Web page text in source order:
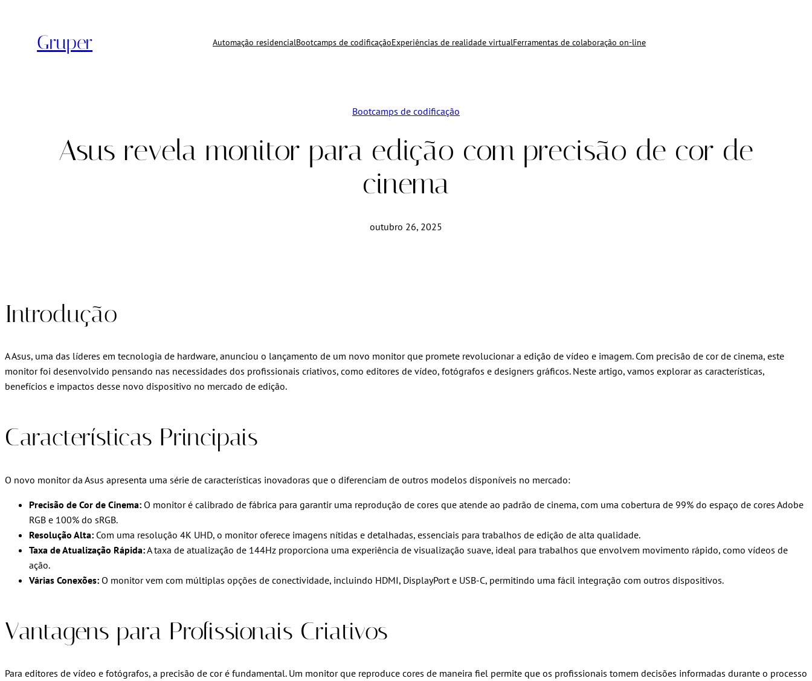
Gruper Automação residencialBootcamps de codificaçãoExperiências de realidade virtualFerramentas de colaboração on-line
Bootcamps de codificação
Asus revela monitor para edição com precisão de cor de
cinema
outubro 26, 2025
Introdução
A Asus, uma das líderes em tecnologia de hardware, anunciou o lançamento de um novo monitor que promete revolucionar a edição de vídeo e imagem. Com precisão de cor de cinema, este
monitor foi desenvolvido pensando nas necessidades dos profissionais criativos, como editores de vídeo, fotógrafos e designers gráficos. Neste artigo, vamos explorar as características,
benefícios e impactos desse novo dispositivo no mercado de edição.
Características Principais
O novo monitor da Asus apresenta uma série de características inovadoras que o diferenciam de outros modelos disponíveis no mercado:
Precisão de Cor de Cinema: O monitor é calibrado de fábrica para garantir uma reprodução de cores que atende ao padrão de cinema, com uma cobertura de 99% do espaço de cores Adobe
RGB e 100% do sRGB.
Resolução Alta: Com uma resolução 4K UHD, o monitor oferece imagens nítidas e detalhadas, essenciais para trabalhos de edição de alta qualidade.
Taxa de Atualização Rápida:A taxa de atualização de 144Hz proporciona uma experiência de visualização suave, ideal para trabalhos que envolvem movimento rápido, como vídeos de
ação.
Várias Conexões: O monitor vem com múltiplas opções de conectividade, incluindo HDMI, DisplayPort e USB-C, permitindo uma fácil integração com outros dispositivos.
Vantagens para Profissionais Criativos
Para editores de vídeo e fotógrafos, a precisão de cor é fundamental. Um monitor que reproduce cores de maneira fiel permite que os profissionais tomem decisões informadas durante o processo